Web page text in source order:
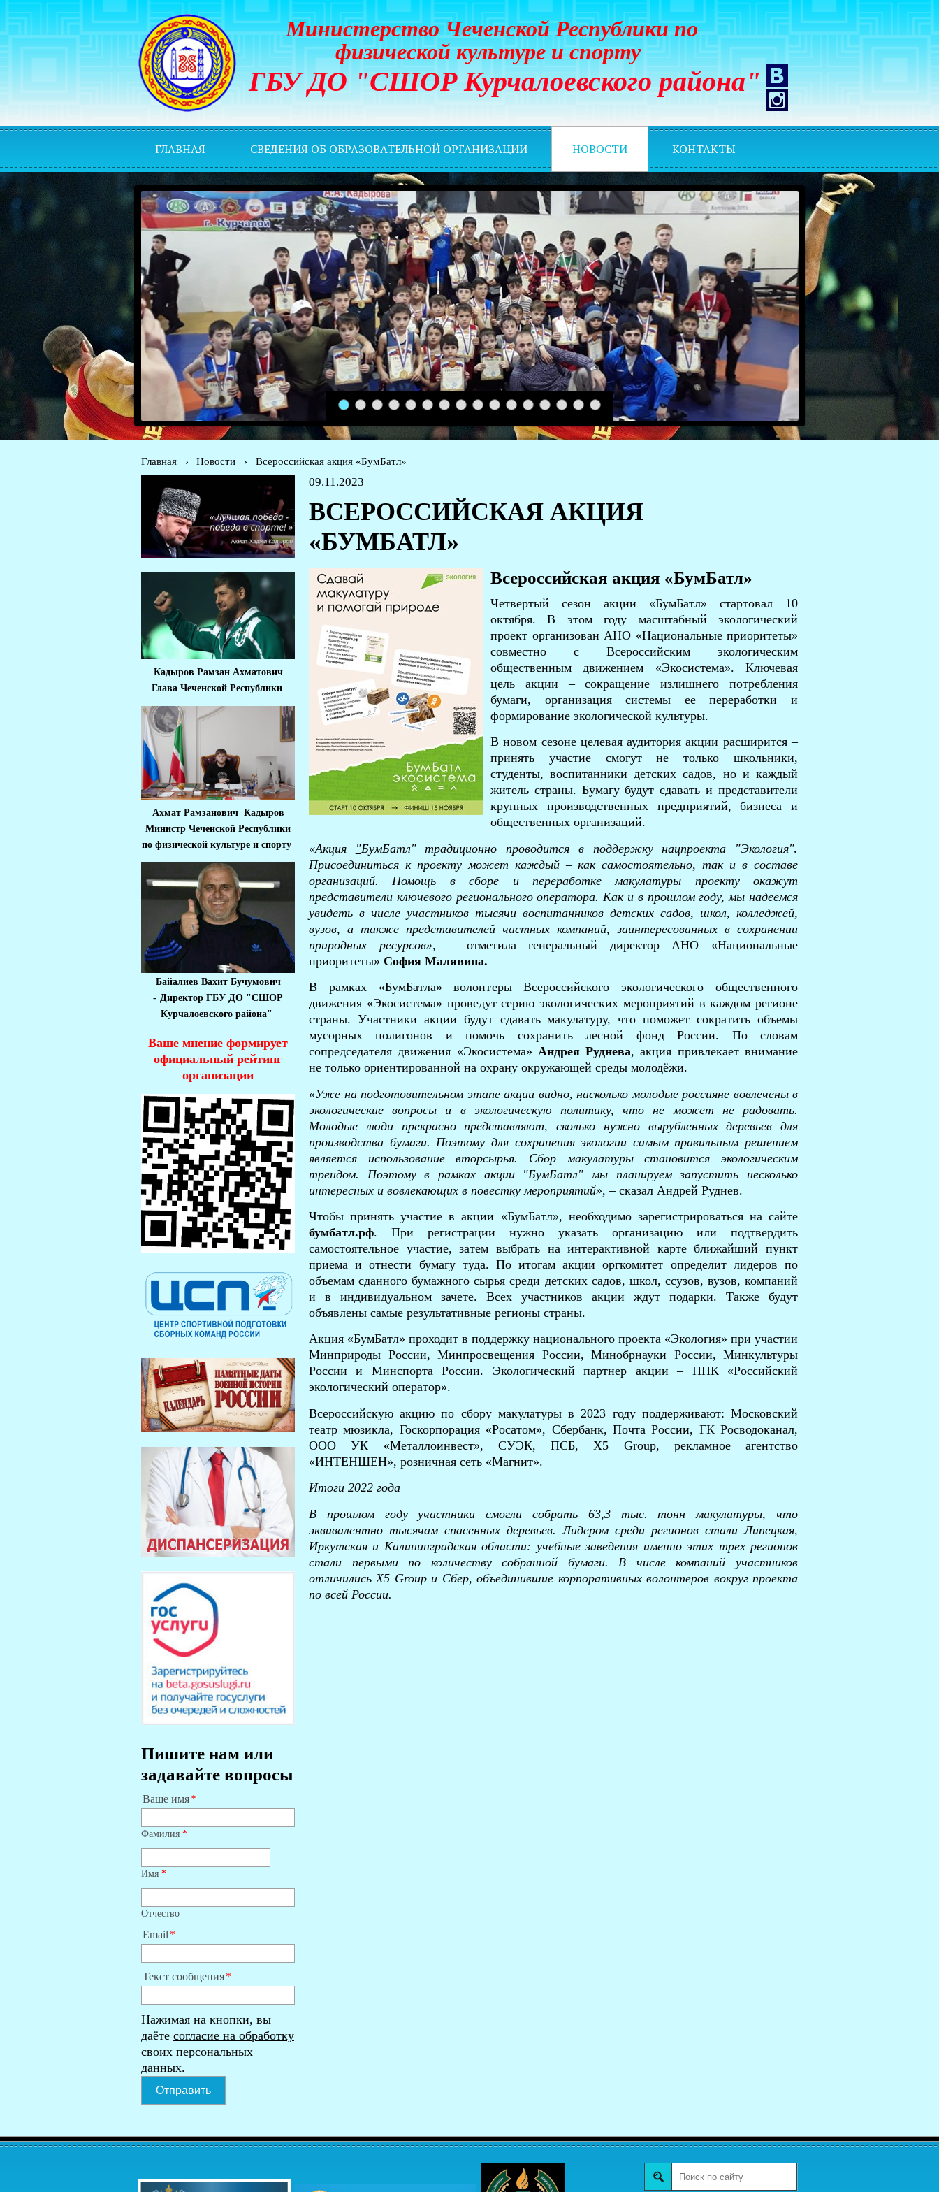
Министерство Чеченской Республики по
ГБУ ДО "СШОР Курчалоевского района"
физической культуре и спорту
ГЛАВНАЯ СВЕДЕНИЯ ОБ ОБРАЗОВАТЕЛЬНОЙ ОРГАНИЗАЦИИ НОВОСТИ КОНТАКТЫ
1 2 3 4 5 6 7 8 9 10 11 12 13 14 15 16
Главная › Новости › Всероссийская акция «БумБатл»
Кадыров Рамзан Ахматович
Глава Чеченской Республики
Ахмат Рамзанович Кадыров
Министр Чеченской Республики
по физической культуре и спорту
Байалиев Вахит Бучумович
- Директор ГБУ ДО "СШОР
Курчалоевского района"
Ваше мнение формирует
официальный рейтинг
организации
Пишите нам или
задавайте вопросы
Ваше имя
Фамилия *
Имя *
Отчество
Email
Текст сообщения
Нажимая на кнопки, вы
даёте согласие на обработку
своих персональных
данных.
Отправить
09.11.2023
ВСЕРОССИЙСКАЯ АКЦИЯ
«БУМБАТЛ»
Всероссийская акция «БумБатл»
Четвертый сезон акции «БумБатл» стартовал 10
октября. В этом году масштабный экологический
проект организован АНО «Национальные приоритеты»
совместно с Всероссийским экологическим
общественным движением «Экосистема». Ключевая
цель акции – сокращение излишнего потребления
бумаги, организация системы ее переработки и
формирование экологической культуры.
В новом сезоне целевая аудитория акции расширится –
принять участие смогут не только школьники,
студенты, воспитанники детских садов, но и каждый
житель страны. Бумагу будут сдавать и представители
крупных производственных предприятий, бизнеса и
общественных организаций.
«Акция
"БумБатл" традиционно проводится в поддержку нацпроекта "Экология".
Присоединиться к проекту может каждый – как самостоятельно, так и в составе
организаций. Помощь в сборе и переработке макулатуры проекту окажут
представители ключевого регионального оператора. Как и в прошлом году, мы надеемся
увидеть в числе участников тысячи воспитанников детских садов, школ, колледжей,
вузов, а также представителей частных компаний, заинтересованных в сохранении
природных ресурсов»,– отметила генеральный директор АНО «Национальные
приоритеты» София Малявина.
В рамках «БумБатла» волонтеры Всероссийского экологического общественного
движения «Экосистема» проведут серию экологических мероприятий в каждом регионе
страны. Участники акции будут сдавать макулатуру, что поможет сократить объемы
мусорных полигонов и помочь сохранить лесной фонд России. По словам
сопредседателя движения «Экосистема» Андрея Руднева, акция привлекает внимание
не только ориентированной на охрану окружающей среды молодёжи.
«Уже на подготовительном этапе акции видно, насколько молодые россияне вовлечены в
экологические вопросы и в экологическую политику, что не может не радовать.
Молодые люди прекрасно представляют, сколько нужновырубленных деревьев для
производства бумаги. Поэтому для сохранения экологии самым правильным решением
является использование вторсырья. Сбор макулатуры становится экологическим
трендом. Поэтому в рамках акции "БумБатл" мы планируем запустить несколько
интересных и вовлекающих в повестку мероприятий», – сказал Андрей Руднев.
Чтобы принять участие в акции «БумБатл», необходимо зарегистрироваться на сайте
бумбатл.рф. При регистрации нужно указать организацию или подтвердить
самостоятельное участие, затем выбрать на интерактивной карте ближайший пункт
приема и отнести бумагу туда. По итогам акции оргкомитет определит лидеров по
объемам сданного бумажного сырья среди детских садов, школ, ссузов, вузов, компаний
и в индивидуальном зачете. Всех участников акции ждут подарки. Также будут
объявлены самые результативные регионы страны.
Акция «БумБатл» проходит в поддержку национального проекта «Экология» при участии
Минприроды России, Минпросвещения России, Минобрнауки России, Минкультуры
России и Минспорта России. Экологический партнер акции – ППК «Российский
экологический оператор».
Всероссийскую акцию по сбору макулатуры в 2023 году поддерживают: Московский
театр мюзикла, Госкорпорация «Росатом», Сбербанк, Почта России, ГК Росводоканал,
ООО УК «Металлоинвест», СУЭК, ПСБ, X5 Group, рекламное агентство
«ИНТЕНШЕН», розничная сеть «Магнит».
Итоги 2022 года
В прошлом году участники смогли собрать 63,3 тыс. тонн макулатуры, что
эквивалентно тысячам спасенных деревьев. Лидером среди регионов стали Липецкая,
Иркутская и Калининградская области: учебные заведения именно этих трех регионов
стали первыми по количеству собранной бумаги. В числе компаний участников
отличились Х5 Group и Сбер, объединившие корпоративных волонтеров вокруг проекта
по всей России.